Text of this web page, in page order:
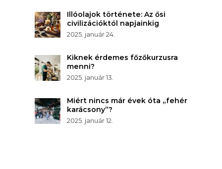
Illóolajok története: Az ősi
civilizációktól napjainkig
2025. január 24.
Kiknek érdemes főzőkurzusra
menni?
2025. január 13.
Miért nincs már évek óta „fehér
karácsony”?
2025. január 12.